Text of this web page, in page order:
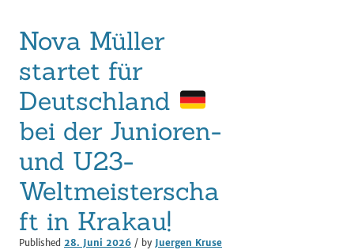
Nova Müller
startet für
Deutschland
bei der Junioren-
und U23-
Weltmeisterscha
ft in Krakau!
Published 28. Juni 2026 / by Juergen Kruse